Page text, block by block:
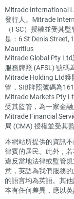
Mitrade International
發行人。Mitrade
（FSC）授權並受其
是：6 St Denis Street,
Mauritius
Mitrade Global Pty
服務牌照 (AFSL) 號碼
Mitrade Holding Ltd
管，SIB牌照號碼為
Mitrade Markets Pty
受其監管，為一家金
Mitrade Financial
局 (CMA) 授權並受其
本網站所提供的資訊
律賓的居民。此外，
違反當地法律或監管
意，英語為我們服務
的語言均為英語。其
本有任何差異，應以英